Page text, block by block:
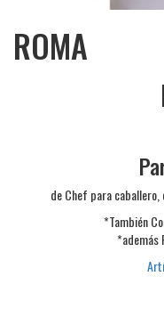
ROMA
de Chef para caballero,
*También
*además